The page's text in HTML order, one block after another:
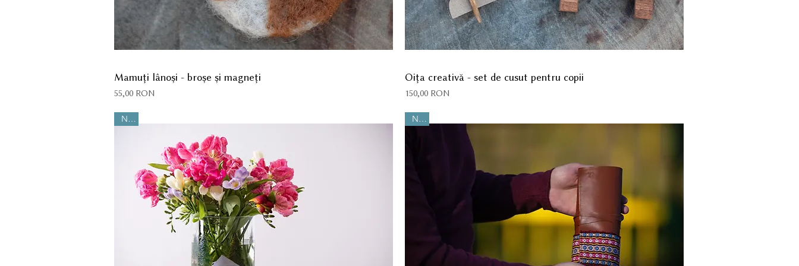
Mamuți lânoși - broșe și magneți
Preț
55,00 RON
Oița creativă - set de cusut pentru copii
Preț
150,00 RON
Nou Nou